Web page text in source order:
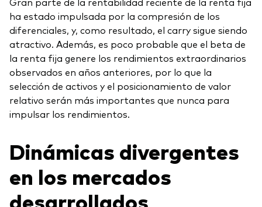
ha estado impulsada por la compresión de los
diferenciales, y, como resultado, el carry sigue siendo
atractivo. Además, es poco probable que el beta de
la renta fija genere los rendimientos extraordinarios
observados en años anteriores, por lo que la
selección de activos y el posicionamiento de valor
relativo serán más importantes que nunca para
impulsar los rendimientos.
Dinámicas divergentes
en los mercados
desarrollados